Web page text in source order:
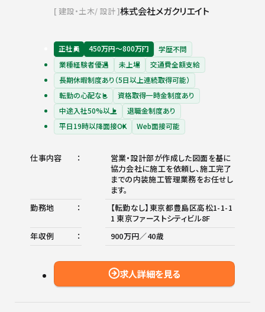
建設・土木 設計 株式会社メガクリエイト
正社員 450万円〜800万円
学歴不問
業種経験者優遇
未上場
交通費全額支給
長期休暇制度あり（5日以上連続取得可能）
転勤の心配なし
資格取得一時金制度あり
中途入社50%以上
退職金制度あり
平日19時以降面接OK
Web面接可能
仕事内容
営業・設計部が作成した図面を基に
協力会社に施工を依頼し、施工完了
までの内装施工管理業務をお任せし
ます。
勤務地
【転勤なし】東京都豊島区高松1-1-1
1 東京ファーストシティビル8F
年収例
900万円／40歳
求人詳細を見る